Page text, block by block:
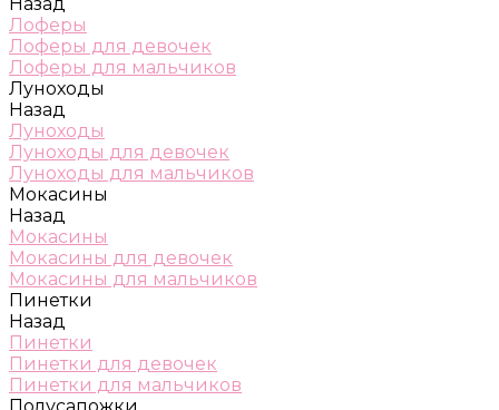
Лоферы
Лоферы для девочек
Лоферы для мальчиков
Луноходы
Назад
Луноходы
Луноходы для девочек
Луноходы для мальчиков
Мокасины
Назад
Мокасины
Мокасины для девочек
Мокасины для мальчиков
Пинетки
Назад
Пинетки
Пинетки для девочек
Пинетки для мальчиков